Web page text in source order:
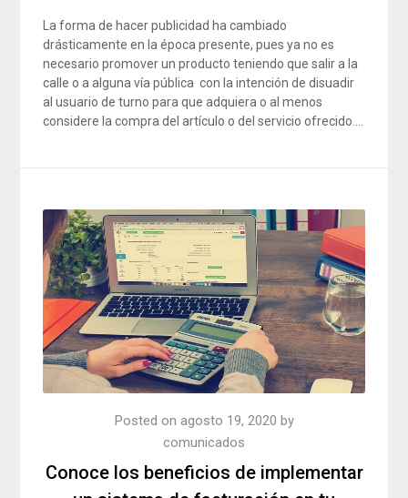
La forma de hacer publicidad ha cambiado
drásticamente en la época presente, pues ya no es
necesario promover un producto teniendo que salir a la
calle o a alguna vía pública con la intención de disuadir
al usuario de turno para que adquiera o al menos
considere la compra del artículo o del servicio ofrecido….
Conoce los beneficios de implementar
Posted on agosto 19, 2020 by
comunicados